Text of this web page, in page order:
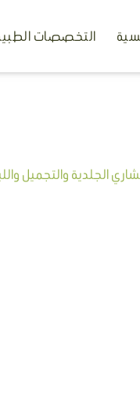
التخصصات
الجلدية والتجميل